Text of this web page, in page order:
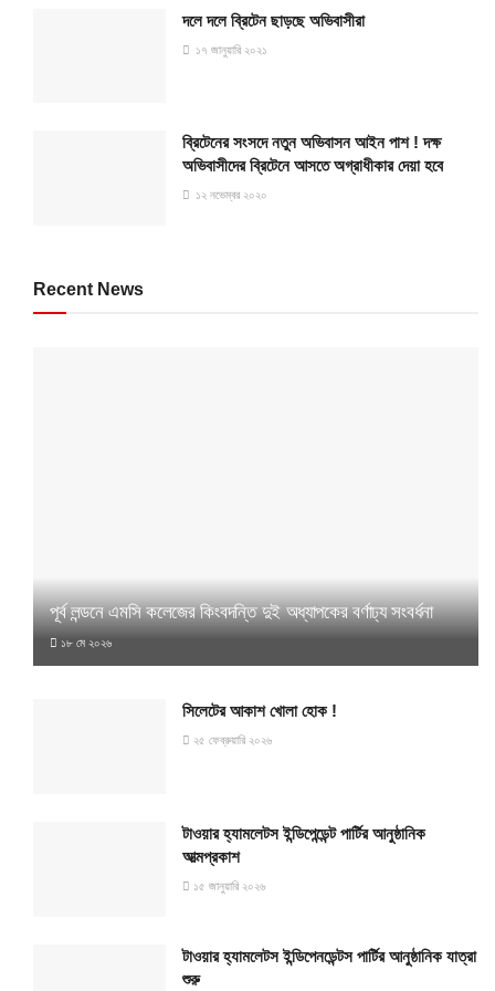
দলে দলে ব্রিটেন ছাড়ছে অভিবাসীরা
১৭ জানুয়ারি ২০২১
ব্রিটেনের সংসদে নতুন অভিবাসন আইন পাশ ! দক্ষ
অভিবাসীদের ব্রিটেনে আসতে অগ্রাধীকার দেয়া হবে
১২ নভেম্বর ২০২০
Recent News
পূর্ব লন্ডনে এমসি কলেজের কিংবদন্তি দুই অধ্যাপকের বর্ণাঢ্য সংবর্ধনা
১৮ মে ২০২৬
সিলেটের আকাশ খোলা হোক !
২৫ ফেব্রুয়ারি ২০২৬
টাওয়ার হ্যামলেটস ইন্ডিপেন্ডেন্ট পার্টির আনুষ্ঠানিক
আত্মপ্রকাশ
১৫ জানুয়ারি ২০২৬
টাওয়ার হ্যামলেটস ইন্ডিপেনডেন্টস পার্টির আনুষ্ঠানিক যাত্রা
শুরু